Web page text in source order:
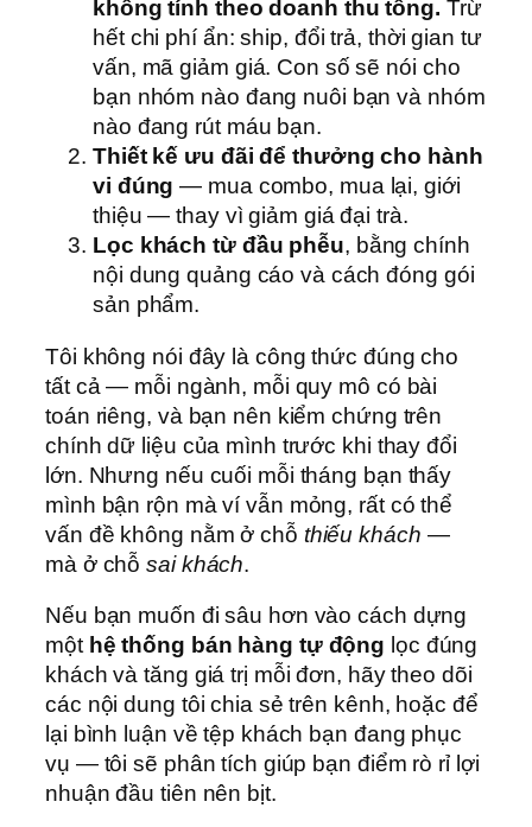
không tính theo doanh thu tổng. Trừ
hết chi phí ẩn: ship, đổi trả, thời gian tư
vấn, mã giảm giá. Con số sẽ nói cho
bạn nhóm nào đang nuôi bạn và nhóm
nào đang rút máu bạn.
Thiết kế ưu đãi để thưởng cho hành
vi đúng — mua combo, mua lại, giới
thiệu — thay vì giảm giá đại trà.
Lọc khách từ đầu phễu, bằng chính
nội dung quảng cáo và cách đóng gói
sản phẩm.
Tôi không nói đây là công thức đúng cho
tất cả — mỗi ngành, mỗi quy mô có bài
toán riêng, và bạn nên kiểm chứng trên
chính dữ liệu của mình trước khi thay đổi
lớn. Nhưng nếu cuối mỗi tháng bạn thấy
mình bận rộn mà ví vẫn mỏng, rất có thể
vấn đề không nằm ở chỗ thiếu khách —
mà ở chỗsai khách.
Nếu bạn muốn đi sâu hơn vào cách dựng
một hệ thống bán hàng tự động lọc đúng
khách và tăng giá trị mỗi đơn, hãy theo dõi
các nội dung tôi chia sẻ trên kênh, hoặc để
lại bình luận về tệp khách bạn đang phục
vụ — tôi sẽ phân tích giúp bạn điểm rò rỉ lợi
nhuận đầu tiên nên bịt.